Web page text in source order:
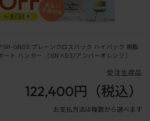
GND3 プレーンクロスバック ハイバック 樹脂
ート ハンガー ［GN×D3/アンバーオレンジ］
受注生産品
122,400円 （税込）
お支払方法は複数から選べます